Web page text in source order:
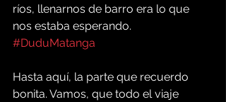
ríos, llenarnos de barro era lo que
nos estaba esperando.
#DuduMatanga
Hasta aquí, la parte que recuerdo
bonita. Vamos, que todo el viaje